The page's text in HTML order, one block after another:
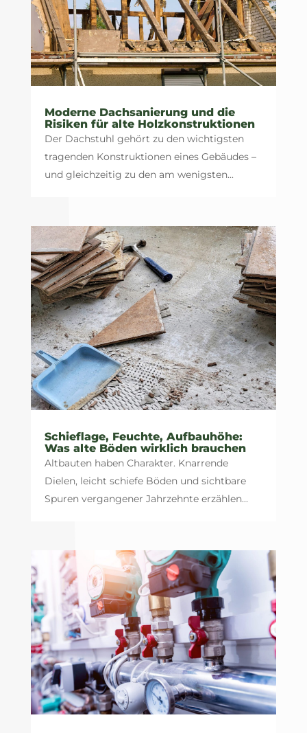
Moderne Dachsanierung und die
Risiken für alte Holzkonstruktionen
Der Dachstuhl gehört zu den wichtigsten
tragenden Konstruktionen eines Gebäudes –
und gleichzeitig zu den am wenigsten...
Schieflage, Feuchte, Aufbauhöhe:
Was alte Böden wirklich brauchen
Altbauten haben Charakter. Knarrende
Dielen, leicht schiefe Böden und sichtbare
Spuren vergangener Jahrzehnte erzählen...